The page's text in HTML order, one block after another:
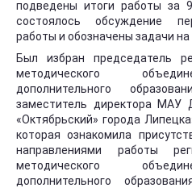
подведены итоги работы за
состоялось обсуждение
работы и обозначены задачи на
Был избран председатель
методического
дополнительного
заместитель директора МАУ
«Октябрьский» города
которая ознакомила
направлениями работы
методического
дополнительного